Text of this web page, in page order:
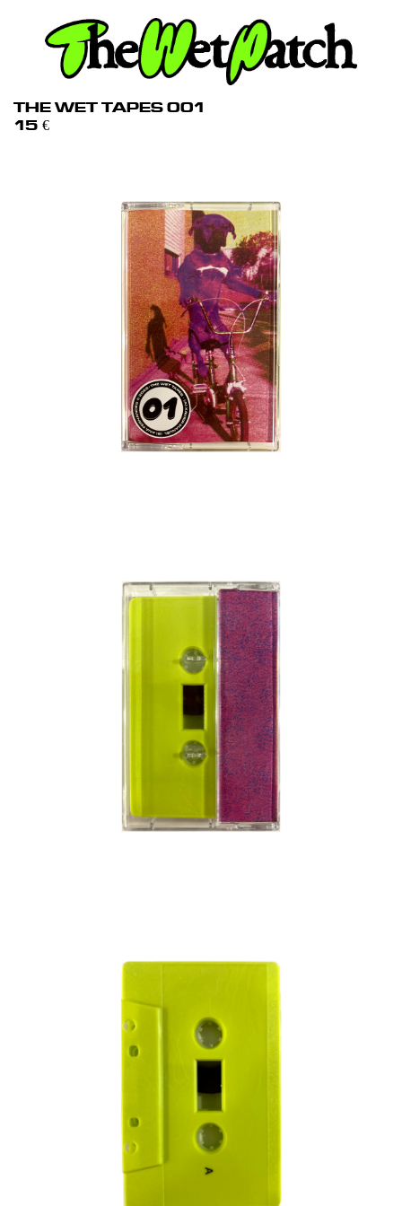
THE WET TAPES 001
15 €